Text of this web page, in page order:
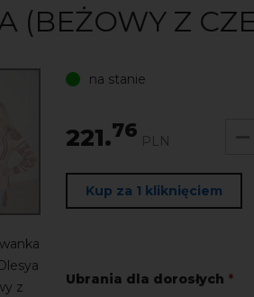
(BEŻOWY Z
na stanie
221.76 PLN
Kup za 1 kliknięciem
Ubrania dla dorosłych *